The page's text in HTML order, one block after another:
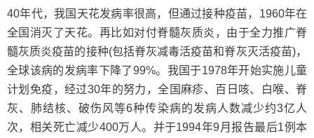
40年代，我国天花发病率很高，但通过接种疫苗，1960年在
全国消灭了天花。再比如对付脊髓灰质炎，由于全力推广脊
髓灰质炎疫苗的接种(包括脊灰减毒活疫苗和脊灰灭活疫苗)，
全球该病的发病率下降了99%。我国于1978年开始实施儿童
计划免疫，经过30年的努力，全国麻疹、百日咳、白喉、脊
灰、肺结核、破伤风等6种传染病的发病人数减少约3亿人
次，相关死亡减少400万人。并于1994年9月报告最后1例本